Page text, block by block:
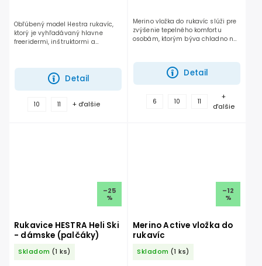
Detail
Obľúbený model Hestra rukavíc,
ktorý je vyhľadávaný hlavne
freeridermi, inštruktormi a
10 11 + ďalšie
Detail
Merino vložka do rukavíc slúži pre
zvýšenie tepelného komfortu
osobám, ktorým býva chladno na
teda telefón sa dá...
6 10 11
+
ďalšie
–25
%
Rukavice HESTRA Heli Ski
- dámske (palčáky)
Skladom (1 ks)
–12
%
Merino Active vložka do
rukavíc
Skladom (1 ks)